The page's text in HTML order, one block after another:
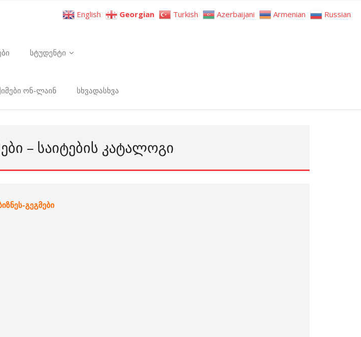
სტუდენტი
ონ-ლაინ სხვადასხვა
– ᲡᲐᲘᲢᲔᲑᲘᲡ ᲙᲐᲢᲐᲚᲝᲒᲘ
გეგმები
English Georgian Turkish Azerbaijani Armenian Russian